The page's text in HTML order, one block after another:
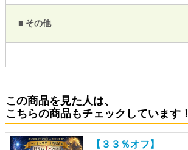
■ その他
この商品を見た人は、
こちらの商品もチェックしています！
【３３％オフ】